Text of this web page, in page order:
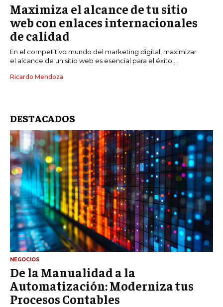
Maximiza el alcance de tu sitio
web con enlaces internacionales
de calidad
En el competitivo mundo del marketing digital, maximizar
el alcance de un sitio web es esencial para el éxito....
Ricardo Mendoza
DESTACADOS
NEGOCIOS
De la Manualidad a la
Automatización: Moderniza tus
Procesos Contables